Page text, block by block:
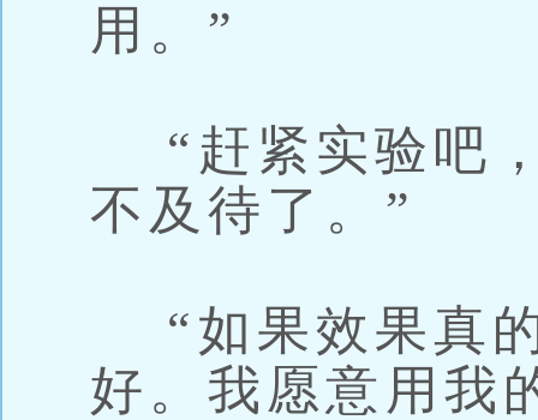
用。”
“赶紧实验吧
不及待了。”
“如果效果真
好。我愿意用我